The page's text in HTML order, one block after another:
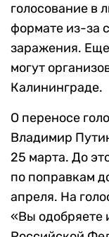
голосование в
формате из-за
заражения.
могут
Калининграде.
О переносе
Владимир
25 марта. До
по поправкам
апреля. На
«Вы одобряете